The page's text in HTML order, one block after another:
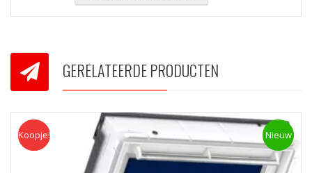
GERELATEERDE PRODUCTEN
Koopje Nieuw
Koopje!